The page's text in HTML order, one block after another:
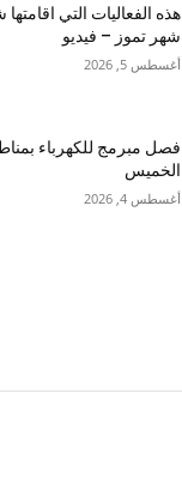
هذه الفعاليات التي
شهر تموز – فيديو
أغسطس 5, 2026
فصل مبرمج للكهرباء
الخميس
أغسطس 4, 2026